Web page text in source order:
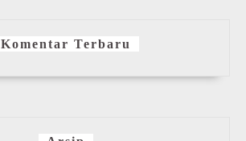
Komentar Terbaru